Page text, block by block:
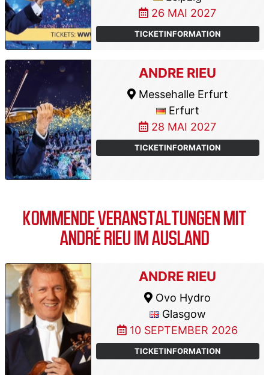
26 MAI 2027
TICKETINFORMATION
ANDRE RIEU
Messehalle Erfurt
Erfurt
28 MAI 2027
TICKETINFORMATION
KOMMENDE VERANSTALTUNGEN MIT
ANDRÉ RIEU IM AUSLAND
ANDRE RIEU
Ovo Hydro
Glasgow
10 SEPTEMBER 2026
TICKETINFORMATION